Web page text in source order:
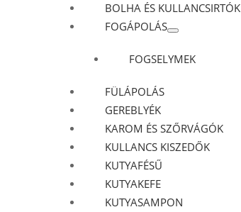
BOLHA ÉS KULLANCSIRTÓK
FOGÁPOLÁS
FOGSELYMEK
FÜLÁPOLÁS
GEREBLYÉK
KAROM ÉS SZŐRVÁGÓK
KULLANCS KISZEDŐK
KUTYAFÉSŰ
KUTYAKEFE
KUTYASAMPON